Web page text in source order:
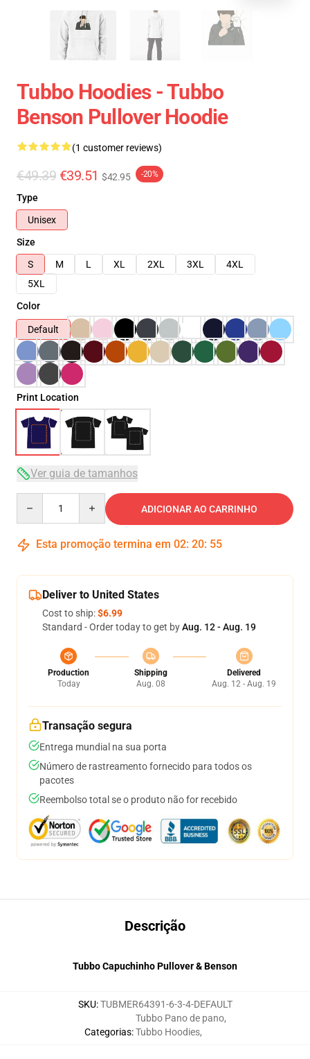
Tubbo Hoodies - Tubbo
Benson Pullover Hoodie
(1 customer reviews)
€49.39 €39.51 $42.95 -20%
Type
Unisex
Size
S
M L XL 2XL 3XL
4XL
5XL
Color
Default
Print Location
Ver guia de tamanhos
ADICIONAR AO CARRINHO
Esta promoção termina em 02: 20: 54
Deliver to United States
Cost to ship:$6.99
Standard - Order today to get byAug. 12 - Aug. 19
Production
Today
Shipping
Aug. 08
Delivered
Aug. 12 - Aug. 19
Transação segura
Entrega mundial na sua porta
Número de rastreamento fornecido para todos os
pacotes
Reembolso total se o produto não for recebido
Descrição
Tubbo Capuchinho Pullover & Benson
SKU:TUBMER64391-6-3-4-DEFAULT
Categorias:
Tubbo Pano de pano,
Tubbo Hoodies,